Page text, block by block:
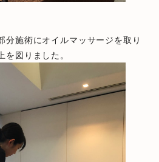
分施術にオイルマッサージを取り
図りました。